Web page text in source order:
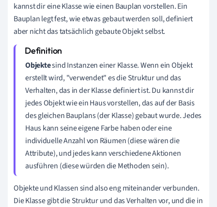
kannst dir eine Klasse wie einen Bauplan vorstellen. Ein
Bauplan legt fest, wie etwas gebaut werden soll, definiert
aber nicht das tatsächlich gebaute Objekt selbst.
Objektesind Instanzen einer Klasse. Wenn ein Objekt
erstellt wird, "verwendet" es die Struktur und das
Verhalten, das in der Klasse definiert ist. Du kannst dir
jedes Objekt wie ein Haus vorstellen, das auf der Basis
des gleichen Bauplans (der Klasse) gebaut wurde. Jedes
Haus kann seine eigene Farbe haben oder eine
individuelle Anzahl von Räumen (diese wären die
Attribute), und jedes kann verschiedene Aktionen
ausführen (diese würden die Methoden sein).
Objekte und Klassen sind also eng miteinander verbunden.
Die Klasse gibt die Struktur und das Verhalten vor, und die in